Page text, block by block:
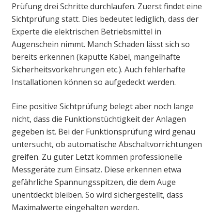
Prüfung drei Schritte durchlaufen. Zuerst findet eine
Sichtprüfung statt. Dies bedeutet lediglich, dass der
Experte die elektrischen Betriebsmittel in
Augenschein nimmt. Manch Schaden lässt sich so
bereits erkennen (kaputte Kabel, mangelhafte
Sicherheitsvorkehrungen etc.). Auch fehlerhafte
Installationen können so aufgedeckt werden.
Eine positive Sichtprüfung belegt aber noch lange
nicht, dass die Funktionstüchtigkeit der Anlagen
gegeben ist. Bei der Funktionsprüfung wird genau
untersucht, ob automatische Abschaltvorrichtungen
greifen. Zu guter Letzt kommen professionelle
Messgeräte zum Einsatz. Diese erkennen etwa
gefährliche Spannungsspitzen, die dem Auge
unentdeckt bleiben. So wird sichergestellt, dass
Maximalwerte eingehalten werden.